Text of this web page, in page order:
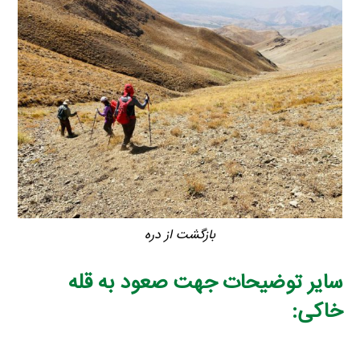
بازگشت از دره
سایر توضیحات جهت صعود به قله
خاکی: